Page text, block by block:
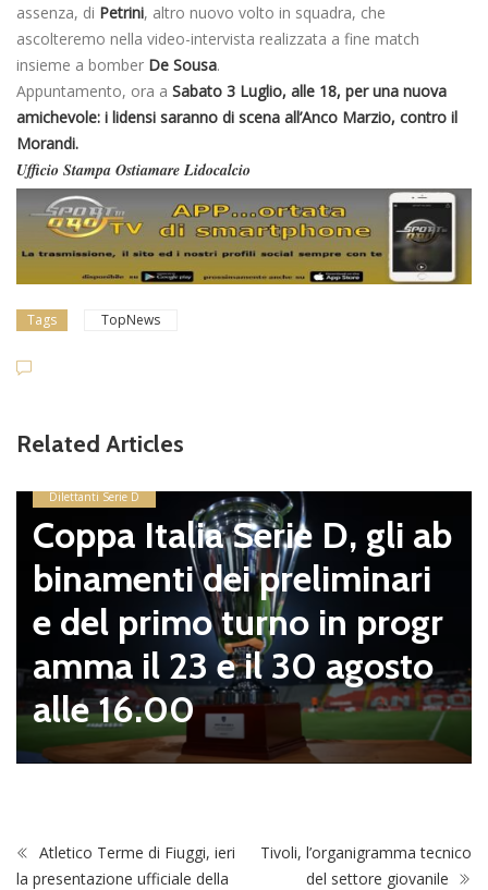
assenza, di Petrini, altro nuovo volto in squadra, che
ascolteremo nella video-intervista realizzata a fine match
insieme a bomber De Sousa.
Appuntamento, ora a Sabato 3 Luglio, alle 18, per una nuova
amichevole: i lidensi saranno di scena all’Anco Marzio, contro il
Morandi.
Ufficio Stampa Ostiamare Lidocalcio
Tags TopNews
Related Articles
Dilettanti Serie D
Coppa Italia Serie D, gli ab
binamenti dei preliminari
e del primo turno in progr
amma il 23 e il 30 agosto
alle 16.00
Atletico Terme di Fiuggi, ieri
la presentazione ufficiale della
Tivoli, l’organigramma tecnico
del settore giovanile